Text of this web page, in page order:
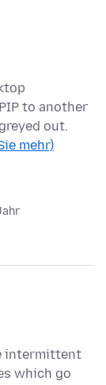
to another
out.
mehr)
intermittent
which go